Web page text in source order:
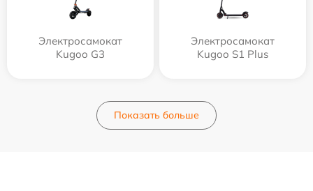
Электросамокат
Kugoo G3
Электросамокат
Kugoo S1 Plus
Показать больше